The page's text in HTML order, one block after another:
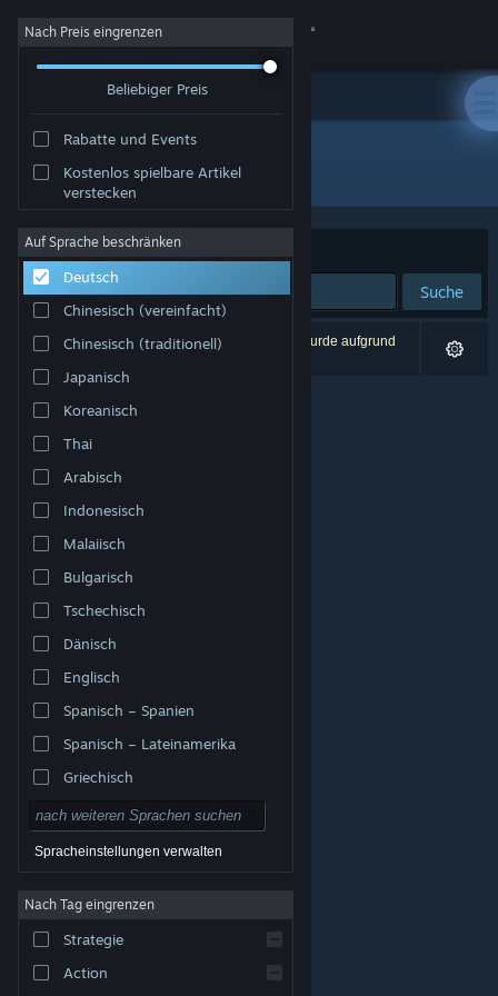
Anmelden
Info
Support
Sprache ändern
Steam-Mobile-App herunterladen
Desktopversion anzeigen
© Valve Corporation. Alle Rechte vorbehalten. Alle
USA und anderen Ländern.
Rechtliches
Barrierefreiheit
Nutzungsvertrag
Nach Preis eingrenzen
Beliebiger Preis
Rabatte und Events
Kostenlos spielbare Artikel
verstecken
Auf Sprache beschränken
Deutsch
Chinesisch (vereinfacht)
Chinesisch (traditionell)
Japanisch
Koreanisch
Thai
Arabisch
Indonesisch
Malaiisch
Bulgarisch
Tschechisch
Dänisch
Englisch
Spanisch – Spanien
Spanisch – Lateinamerika
Griechisch
Spracheinstellungen verwalten
Nach Tag eingrenzen
Strategie
Action
Alle Produkte
Sortieren nach Relevanz
Suche
0 Ergebnisse entsprechen Ihrer Suche. 1 Titel wurde aufgrund